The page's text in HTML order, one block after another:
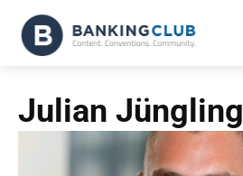
Julian Jüngling